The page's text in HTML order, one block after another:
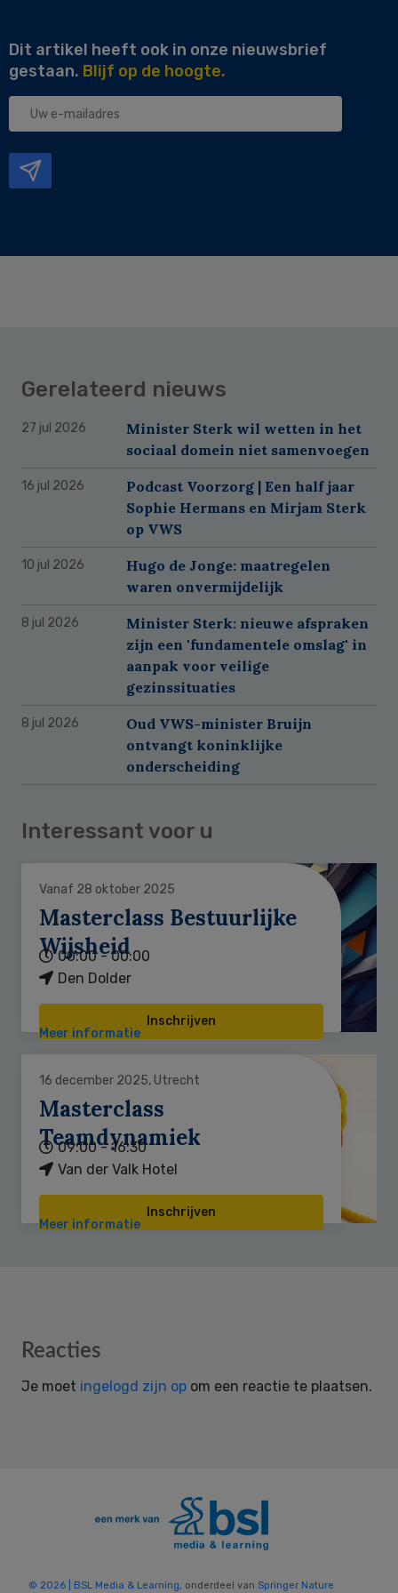
Dit artikel heeft ook in onze nieuwsbrief
gestaan. Blijf op de hoogte.
Uw
Gerelateerd nieuws
27 jul 2026
Minister Sterk wil wetten in het
sociaal domein niet samenvoegen
16 jul 2026
Podcast Voorzorg | Een half jaar
Sophie Hermans en Mirjam Sterk
op VWS
10 jul 2026
Hugo de Jonge: maatregelen
waren onvermijdelijk
8 jul 2026
Minister Sterk: nieuwe afspraken
zijn een 'fundamentele omslag' in
aanpak voor veilige
gezinssituaties
8 jul 2026
Oud VWS-minister Bruijn
ontvangt koninklijke
onderscheiding
Interessant voor u
Vanaf 28 oktober 2025
Masterclass Bestuurlijke
Wijsheid
00:00 - 00:00
Den Dolder
Inschrijven
Meer informatie
16 december 2025, Utrecht
Masterclass
Teamdynamiek
09:00 - 16:30
Van der Valk Hotel
Inschrijven
Meer informatie
Reader
Reacties
Je moet ingelogd zijn op om een reactie te plaatsen.
© 2026 | BSL Media & Learning , onderdeel van Springer Nature